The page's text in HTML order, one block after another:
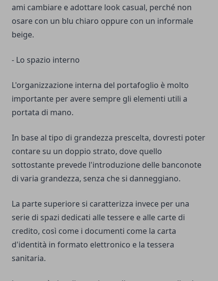
ami cambiare e adottare look casual, perché non
osare con un blu chiaro oppure con un informale
beige.
- Lo spazio interno
L'organizzazione interna del portafoglio è molto
importante per avere sempre gli elementi utili a
portata di mano.
In base al tipo di grandezza prescelta, dovresti poter
contare su un doppio strato, dove quello
sottostante prevede l'introduzione delle banconote
di varia grandezza, senza che si danneggiano.
La parte superiore si caratterizza invece per una
serie di spazi dedicati alle tessere e alle carte di
credito, così come i documenti come la carta
d'identità in formato elettronico e la tessera
sanitaria.